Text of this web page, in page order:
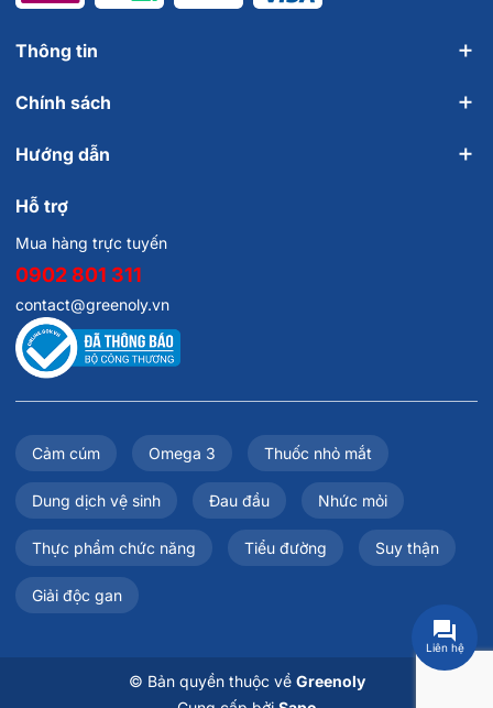
Thông tin
Chính sách
Hướng dẫn
Hỗ trợ
Mua hàng trực tuyến
0902 801 311
contact@greenoly.vn
Cảm cúm Omega 3 Thuốc nhỏ mắt
Dung dịch vệ sinh Đau đầu Nhức mỏi
Thực phẩm chức năng Tiểu đường Suy thận
Giải độc gan
© Bản quyền thuộc về Greenoly
Liên hệ